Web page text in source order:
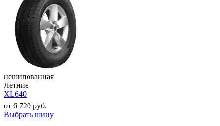
нешипованная
Летние
XL640
от 6 720 руб.
Выбрать шину